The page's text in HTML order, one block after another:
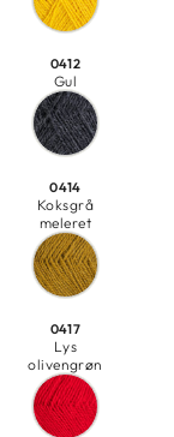
0412
Gul
0414
Koksgrå
meleret
0417
Lys
olivengrøn